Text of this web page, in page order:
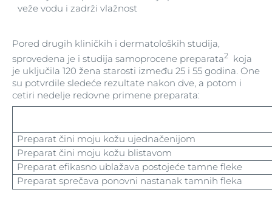
veže vodu i zadrži vlažnost
Pored drugih kliničkih i dermatoloških studija,
sprovedena je i studija samoprocene preparata2 koja
je uključila 120 žena starosti između 25 i 55 godina. One
su potvrdile sledeće rezultate nakon dve, a potom i
cetiri nedelje redovne primene preparata:
Preparat čini moju kožu ujednačenijom
Preparat čini moju kožu blistavom
Preparat efikasno ublažava postojeće tamne fleke
Preparat sprečava ponovni nastanak tamnih fleka